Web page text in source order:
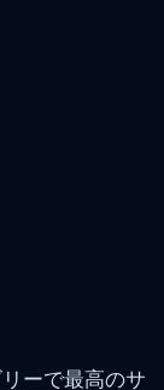
ーで最高のサ